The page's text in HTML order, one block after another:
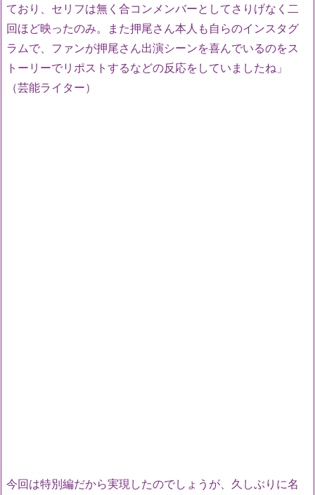
ており、セリフは無く合コンメンバーとしてさりげなく二
回ほど映ったのみ。また押尾さん本人も自らのインスタグ
ラムで、ファンが押尾さん出演シーンを喜んでいるのをス
トーリーでリポストするなどの反応をしていましたね」
（芸能ライター）
今回は特別編だから実現したのでしょうが、久しぶりに名